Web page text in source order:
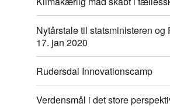
Nytårstale til statsministeren og
17. jan 2020
Rudersdal Innovationscamp
Verdensmål i det store